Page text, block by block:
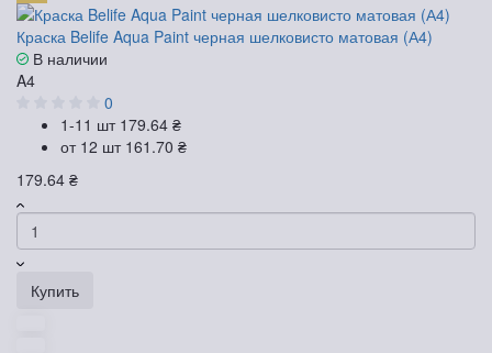
Краска Belife Aqua Paint черная шелковисто матовая (А4)
В наличии
A4
0
1-11 шт 179.64 ₴
от 12 шт 161.70 ₴
179.64 ₴
Купить